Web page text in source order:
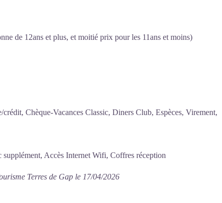
de 12ans et plus, et moitié prix pour les 11ans et moins)
Chèque-Vacances Classic, Diners Club, Espèces, Virement,
Accès Internet Wifi, Coffres réception
Terres de Gap le 17/04/2026